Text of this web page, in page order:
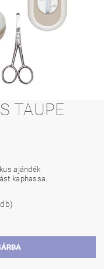
TAUPE
ajándék
kaphassa.